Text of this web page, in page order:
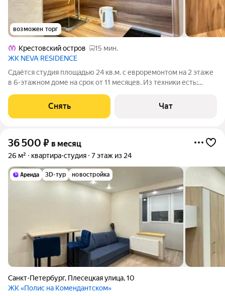
возможен торг
Крестовский остров
15 мин.
ЖК NEVA RESIDENCE
Сдаётся студия площадью 24 кв.м. с евроремонтом на 2 этаже
в 6-этажном доме на срок от 11 месяцев. Из техники есть:
Холодильник Посудомоечная машина Кондиционер
Микроволновка Пылесос Кухня
Снять Чат
36 500 ₽ в месяц
26 м² квартира-студия 7 этаж из 24
3D-тур новостройка
Санкт-Петербург, Плесецкая улица,10
ЖК «Полис на Комендантском»